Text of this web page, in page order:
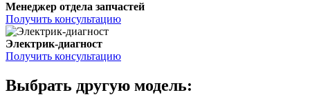
Менеджер отдела запчастей
Получить консультацию
Электрик-диагност
Получить консультацию
Выбрать другую модель: